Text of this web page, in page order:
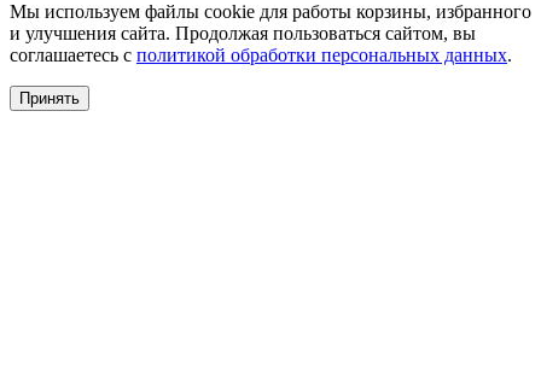
Мы используем файлы cookie для работы корзины, избранного
и улучшения сайта. Продолжая пользоваться сайтом, вы
соглашаетесь с политикой обработки персональных данных.
Принять